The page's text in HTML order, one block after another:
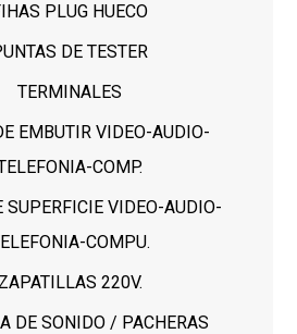
PLUG HUECO
DE TESTER
TERMINALES
EMBUTIR VIDEO-AUDIO-
COMP.
SUPERFICIE VIDEO-AUDIO-
COMPU.
ZAPATILLAS 220V.
DE SONIDO / PACHERAS